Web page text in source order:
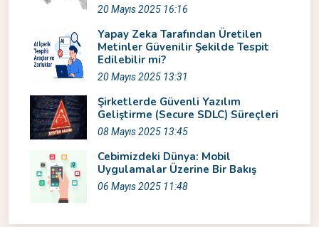
20 Mayıs 2025 16:16
Yapay Zeka Tarafından Üretilen
Metinler Güvenilir Şekilde Tespit
Edilebilir mi?
20 Mayıs 2025 13:31
Şirketlerde Güvenli Yazılım
Geliştirme (Secure SDLC) Süreçleri
08 Mayıs 2025 13:45
Cebimizdeki Dünya: Mobil
Uygulamalar Üzerine Bir Bakış
06 Mayıs 2025 11:48